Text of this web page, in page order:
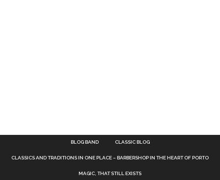
BLOG BAND CLASSIC BLOG
CLASSICS AND TRADITIONS IN ONE PLACE – BARBERSHOP IN THE HEART OF PORTO
MAGIC, THAT STILL EXISTS